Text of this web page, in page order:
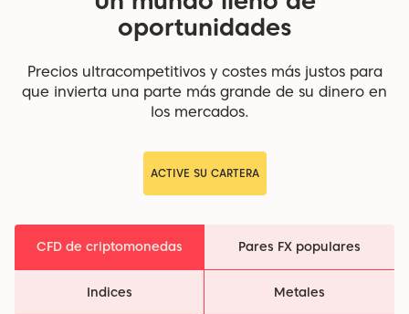
oportunidades
Precios ultracompetitivos y costes más justos para
que invierta una parte más grande de su dinero en
los mercados.
ACTIVE SU CARTERA
CFD de criptomonedas Pares FX populares
Indices Metales